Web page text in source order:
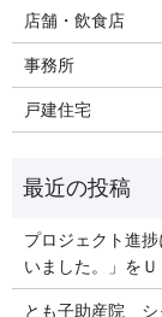
店舗・飲食店
事務所
戸建住宅
プロジェクト進
いました。」をＵ
とも子助産院 シ